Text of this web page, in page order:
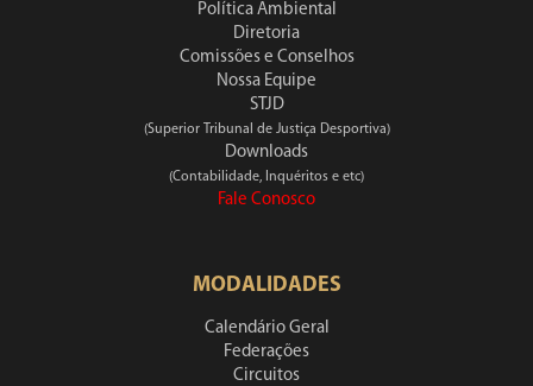
Política Ambiental
Diretoria
Comissões e Conselhos
Nossa Equipe
STJD
(Superior Tribunal de Justiça Desportiva)
Downloads
(Contabilidade, Inquéritos e etc)
Fale Conosco
MODALIDADES
Calendário Geral
Federações
Circuitos